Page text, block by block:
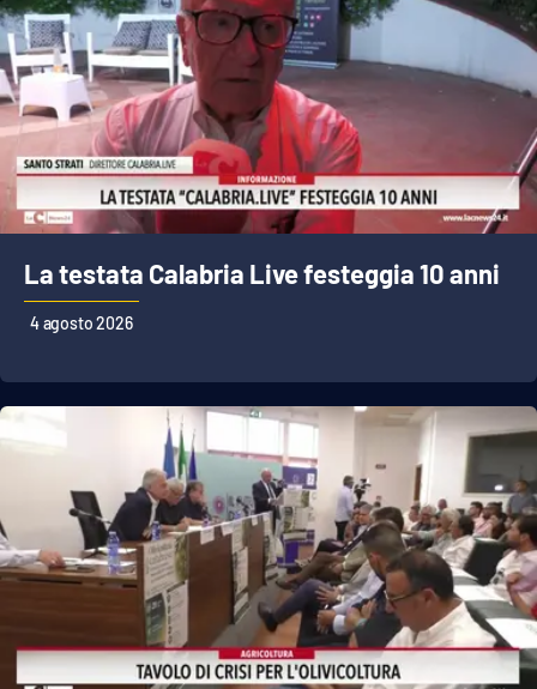
La testata Calabria Live festeggia 10 anni
4 agosto 2026